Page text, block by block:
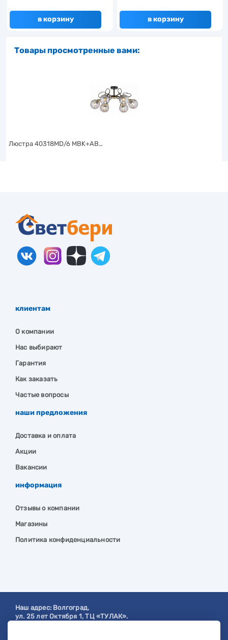
в корзину в корзину
Товары просмотренные вами:
Люстра 40318MD/6 MBK+AB…
клиентам
О компании
Нас выбирают
Гарантия
Как заказать
Частые вопросы
наши предложения
Доставка и оплата
Акции
Вакансии
информация
Отзывы о компании
Магазины
Политика конфиденциальности
Наш адрес: Волгоград,
ул. 25 лет Октября 1, ТЦ «ТУЛАК».